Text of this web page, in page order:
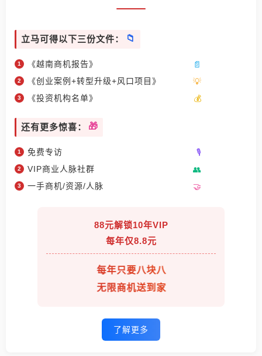
立马可得以下三份文件：
《越南商机报告》
《创业案例+转型升级+风口项目》
《投资机构名单》
还有更多惊喜：
免费专访
VIP商业人脉社群
一手商机/资源/人脉
88元解锁10年VIP
每年仅8.8元
每年只要八块八
无限商机送到家
了解更多